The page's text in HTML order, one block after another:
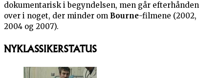
dokumentarisk i begyndelsen, men går efterhånden
over i noget, der minder om Bourne-filmene (2002,
2004 og 2007).
NYKLASSIKERSTATUS